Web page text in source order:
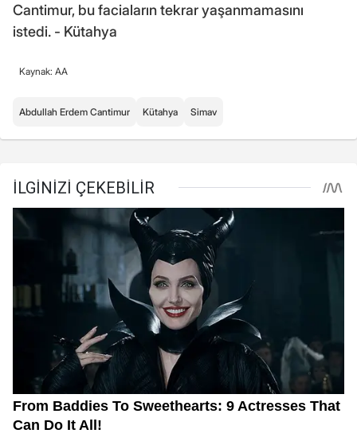
Cantimur, bu faciaların tekrar yaşanmamasını
istedi. - Kütahya
Kaynak: AA
Abdullah Erdem Cantimur Kütahya Simav